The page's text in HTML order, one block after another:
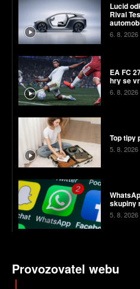
Lucid
Rival
chyby
6. 8. 2026
EA FC
hry se
6. 8. 2026
Top tipy
5. 8. 2026
skupiny
5. 8. 2026
Provozovatel webu